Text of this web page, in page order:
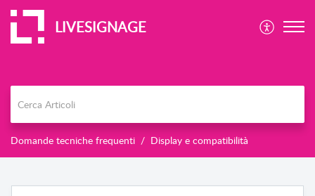
LIVESIGNAGE
Domande tecniche frequenti Display e compatibilità